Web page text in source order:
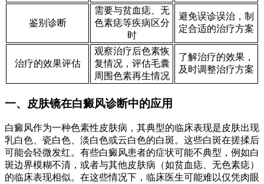
鉴别诊断
需要与贫血痣、无
色素痣等疾病区分
时
避免误诊误治，制
定合适的治疗方案
治疗的效果评估
观察治疗后色素恢
复情况，评估毛囊
周围色素再生情况
了解治疗的效果，
及时调整治疗方案
一、皮肤镜在白癜风诊断中的应用
白癜风作为一种色素性皮肤病，其典型的临床表现是皮肤出现
乳白色、瓷白色、淡白色或云白色的白斑。这些白斑在搓揉后
可能会轻微发红。有些白癜风患者的症状可能不典型，例如白
斑边界模糊不清，或者与其他皮肤病（如贫血痣、无色素痣）
的临床表现相似。在这些情况下，临床医生可能难以仅凭肉眼